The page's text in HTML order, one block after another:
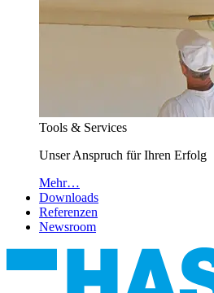
Tools & Services
Unser Anspruch für Ihren Erfolg
Mehr…
Downloads
Referenzen
Newsroom